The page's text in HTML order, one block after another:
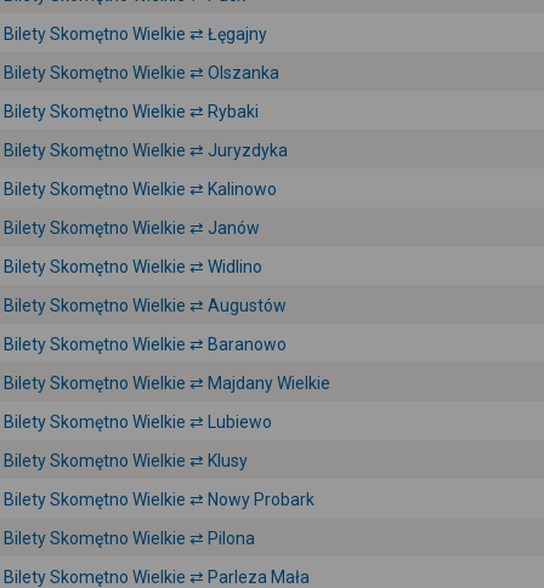
Bilety Skomętno Wielkie ⇄ Łęgajny
Bilety Skomętno Wielkie ⇄ Olszanka
Bilety Skomętno Wielkie ⇄ Rybaki
Bilety Skomętno Wielkie ⇄ Juryzdyka
Bilety Skomętno Wielkie ⇄ Kalinowo
Bilety Skomętno Wielkie ⇄ Janów
Bilety Skomętno Wielkie ⇄ Widlino
Bilety Skomętno Wielkie ⇄ Augustów
Bilety Skomętno Wielkie ⇄ Baranowo
Bilety Skomętno Wielkie ⇄ Majdany Wielkie
Bilety Skomętno Wielkie ⇄ Lubiewo
Bilety Skomętno Wielkie ⇄ Klusy
Bilety Skomętno Wielkie ⇄ Nowy Probark
Bilety Skomętno Wielkie ⇄ Pilona
Bilety Skomętno Wielkie ⇄ Parleza Mała